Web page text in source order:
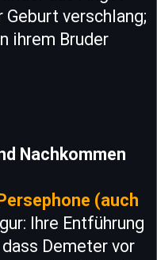
Geburt verschlang;
ihrem Bruder
Nachkommen
(auch
Ihre Entführung
Demeter vor